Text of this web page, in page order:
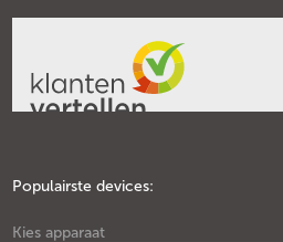
Populairste devices:
Kies apparaat